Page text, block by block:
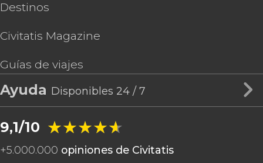
Destinos
Civitatis Magazine
Guías de viajes
Ayuda Disponibles 24 / 7
9,1/10 ★★★★★
★★★★★
+5.000.000 opiniones de Civitatis